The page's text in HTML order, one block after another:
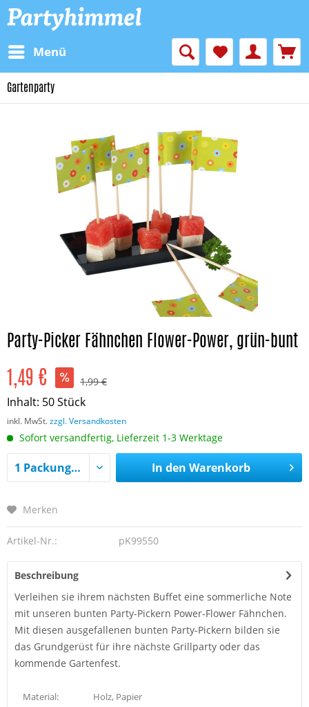
Menü
Gartenparty
Party-Picker Fähnchen Flower-Power, grün-bunt
1,49 € 1,99 €
Inhalt: 50 Stück
inkl. MwSt.zzgl. Versandkosten
Sofort versandfertig, Lieferzeit 1-3 Werktage
In den Warenkorb
Merken
Artikel-Nr.: pK99550
Beschreibung
Verleihen sie ihrem nächsten Buffet eine sommerliche Note
mit unseren bunten Party-Pickern Power-Flower Fähnchen.
Mit diesen ausgefallenen bunten Party-Pickern bilden sie
das Grundgerüst für ihre nächste Grillparty oder das
kommende Gartenfest.
Material:
Holz, Papier